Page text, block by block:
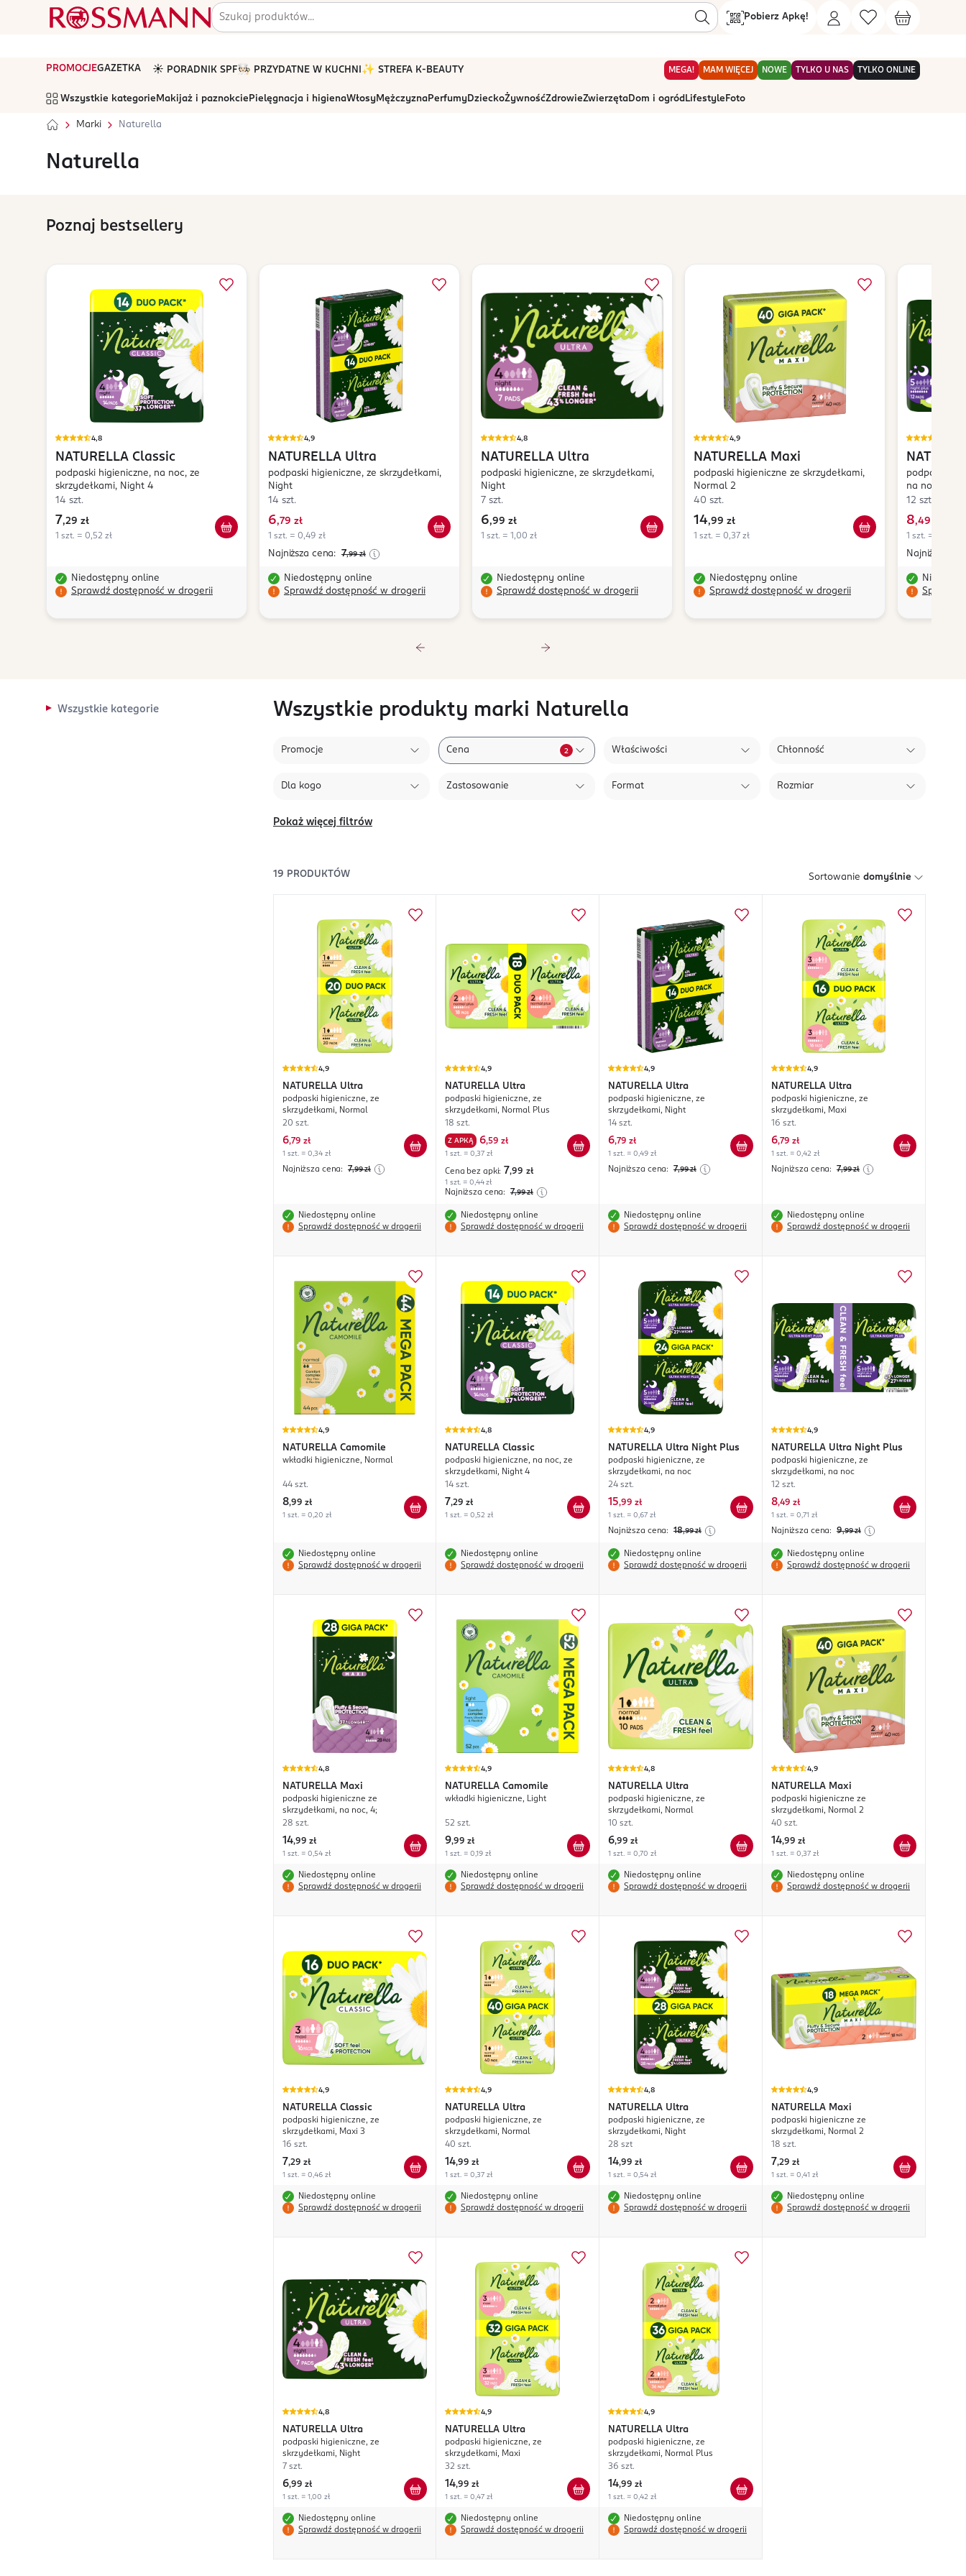
Pobierz Apkę!
PROMOCJEGAZETKA ☀️ PORADNIK SPF🧑🏻‍🍳 PRZYDATNE W KUCHNI ✨ STREFA K-BEAUTY MEGA! MAM WIĘCEJ NOWE TYLKO U NAS TYLKO ONLINE
Wszystkie kategorie Makijaż i paznokcie Pielęgnacja i higienaWłosyMężczyznaPerfumyDzieckoŻywnośćZdrowieZwierzętaDom i ogród Lifestyle Foto
Marki Naturella
Naturella
Poznaj bestsellery
4,8
NATURELLA Classic
podpaski higieniczne, na noc, ze
skrzydełkami, Night 4
14 szt.
7,29 zł
1 szt. = 0,52 zł
Niedostępny online
Sprawdź dostępność w drogerii
4,9
NATURELLA Ultra
podpaski higieniczne, ze skrzydełkami,
Night
14 szt.
6,79 zł
1 szt. = 0,49 zł
Najniższa cena: 7,99 zł
Niedostępny online
Sprawdź dostępność w drogerii
4,8
NATURELLA Ultra
podpaski higieniczne, ze skrzydełkami,
Night
7 szt.
6,99 zł
1 szt. = 1,00 zł
Niedostępny online
Sprawdź dostępność w drogerii
4,9
NATURELLA Maxi
podpaski higieniczne ze skrzydełkami,
Normal 2
40 szt.
14,99 zł
1 szt. = 0,37 zł
Niedostępny online
Sprawdź dostępność w drogerii
podpaski
na noc
12 szt.
8,49 zł
1 szt. = 0,71 zł
Najniższa
Sprawdź
Wszystkie kategorie Wszystkie produkty marki Naturella
Promocje Cena 2 Właściwości Chłonność
Dla kogo Zastosowanie Format Rozmiar
Pokaż więcej filtrów
19 PRODUKTÓW Sortowanie domyślnie
4,9
NATURELLA Ultra
podpaski higieniczne, ze
skrzydełkami, Normal
20 szt.
6,79 zł
1 szt. = 0,34 zł
Najniższa cena: 7,99 zł
Niedostępny online
Sprawdź dostępność w drogerii
4,9
NATURELLA Ultra
podpaski higieniczne, ze
skrzydełkami, Normal Plus
18 szt.
Z APKĄ 6,59 zł
1 szt. = 0,37 zł
Cena bez apki: 7,99 zł
1 szt. = 0,44 zł
Najniższa cena: 7,99 zł
Niedostępny online
Sprawdź dostępność w drogerii
4,9
NATURELLA Ultra
podpaski higieniczne, ze
skrzydełkami, Night
14 szt.
6,79 zł
1 szt. = 0,49 zł
Najniższa cena: 7,99 zł
Niedostępny online
Sprawdź dostępność w drogerii
4,9
NATURELLA Ultra
podpaski higieniczne, ze
skrzydełkami, Maxi
16 szt.
6,79 zł
1 szt. = 0,42 zł
Najniższa cena: 7,99 zł
Niedostępny online
Sprawdź dostępność w drogerii
4,9
NATURELLA Camomile
wkładki higieniczne, Normal
44 szt.
8,99 zł
1 szt. = 0,20 zł
Niedostępny online
Sprawdź dostępność w drogerii
4,8
NATURELLA Classic
podpaski higieniczne, na noc, ze
skrzydełkami, Night 4
14 szt.
7,29 zł
1 szt. = 0,52 zł
Niedostępny online
Sprawdź dostępność w drogerii
4,9
NATURELLA Ultra Night Plus
podpaski higieniczne, ze
skrzydełkami, na noc
24 szt.
15,99 zł
1 szt. = 0,67 zł
Najniższa cena: 18,99 zł
Niedostępny online
Sprawdź dostępność w drogerii
4,9
NATURELLA Ultra Night Plus
podpaski higieniczne, ze
skrzydełkami, na noc
12 szt.
8,49 zł
1 szt. = 0,71 zł
Najniższa cena: 9,99 zł
Niedostępny online
Sprawdź dostępność w drogerii
4,8
NATURELLA Maxi
podpaski higieniczne ze
skrzydełkami, na noc, 4;
28 szt.
14,99 zł
1 szt. = 0,54 zł
Niedostępny online
Sprawdź dostępność w drogerii
4,9
NATURELLA Camomile
wkładki higieniczne, Light
52 szt.
9,99 zł
1 szt. = 0,19 zł
Niedostępny online
Sprawdź dostępność w drogerii
4,8
NATURELLA Ultra
podpaski higieniczne, ze
skrzydełkami, Normal
10 szt.
6,99 zł
1 szt. = 0,70 zł
Niedostępny online
Sprawdź dostępność w drogerii
4,9
NATURELLA Maxi
podpaski higieniczne ze
skrzydełkami, Normal 2
40 szt.
14,99 zł
1 szt. = 0,37 zł
Niedostępny online
Sprawdź dostępność w drogerii
4,9
NATURELLA Classic
podpaski higieniczne, ze
skrzydełkami, Maxi 3
16 szt.
7,29 zł
1 szt. = 0,46 zł
Niedostępny online
Sprawdź dostępność w drogerii
4,9
NATURELLA Ultra
podpaski higieniczne, ze
skrzydełkami, Normal
40 szt.
14,99 zł
1 szt. = 0,37 zł
Niedostępny online
Sprawdź dostępność w drogerii
4,8
NATURELLA Ultra
podpaski higieniczne, ze
skrzydełkami, Night
28 szt
14,99 zł
1 szt. = 0,54 zł
Niedostępny online
Sprawdź dostępność w drogerii
4,9
NATURELLA Maxi
podpaski higieniczne ze
skrzydełkami, Normal 2
18 szt.
7,29 zł
1 szt. = 0,41 zł
Niedostępny online
Sprawdź dostępność w drogerii
4,8
NATURELLA Ultra
podpaski higieniczne, ze
skrzydełkami, Night
7 szt.
6,99 zł
1 szt. = 1,00 zł
Niedostępny online
Sprawdź dostępność w drogerii
4,9
NATURELLA Ultra
podpaski higieniczne, ze
skrzydełkami, Maxi
32 szt.
14,99 zł
1 szt. = 0,47 zł
Niedostępny online
Sprawdź dostępność w drogerii
4,9
NATURELLA Ultra
podpaski higieniczne, ze
skrzydełkami, Normal Plus
36 szt.
14,99 zł
1 szt. = 0,42 zł
Niedostępny online
Sprawdź dostępność w drogerii